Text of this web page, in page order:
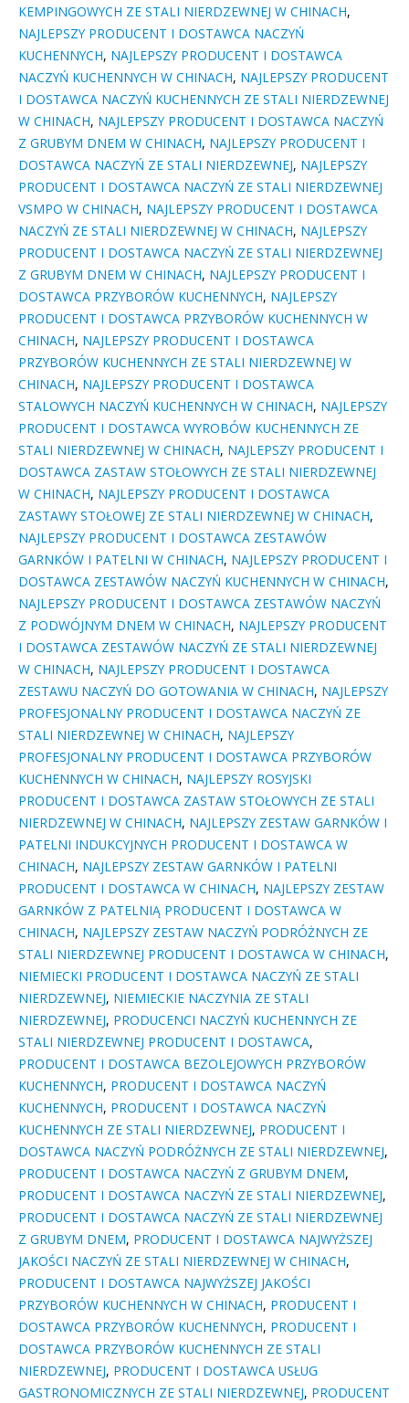
KEMPINGOWYCH ZE STALI NIERDZEWNEJ W CHINACH,
NAJLEPSZY PRODUCENT I DOSTAWCA NACZYŃ
KUCHENNYCH, NAJLEPSZY PRODUCENT I DOSTAWCA
NACZYŃ KUCHENNYCH W CHINACH, NAJLEPSZY PRODUCENT
I DOSTAWCA NACZYŃ KUCHENNYCH ZE STALI NIERDZEWNEJ
W CHINACH, NAJLEPSZY PRODUCENT I DOSTAWCA NACZYŃ
Z GRUBYM DNEM W CHINACH, NAJLEPSZY PRODUCENT I
DOSTAWCA NACZYŃ ZE STALI NIERDZEWNEJ, NAJLEPSZY
PRODUCENT I DOSTAWCA NACZYŃ ZE STALI NIERDZEWNEJ
VSMPO W CHINACH, NAJLEPSZY PRODUCENT I DOSTAWCA
NACZYŃ ZE STALI NIERDZEWNEJ W CHINACH, NAJLEPSZY
PRODUCENT I DOSTAWCA NACZYŃ ZE STALI NIERDZEWNEJ
Z GRUBYM DNEM W CHINACH, NAJLEPSZY PRODUCENT I
DOSTAWCA PRZYBORÓW KUCHENNYCH, NAJLEPSZY
PRODUCENT I DOSTAWCA PRZYBORÓW KUCHENNYCH W
CHINACH, NAJLEPSZY PRODUCENT I DOSTAWCA
PRZYBORÓW KUCHENNYCH ZE STALI NIERDZEWNEJ W
CHINACH, NAJLEPSZY PRODUCENT I DOSTAWCA
STALOWYCH NACZYŃ KUCHENNYCH W CHINACH, NAJLEPSZY
PRODUCENT I DOSTAWCA WYROBÓW KUCHENNYCH ZE
STALI NIERDZEWNEJ W CHINACH, NAJLEPSZY PRODUCENT I
DOSTAWCA ZASTAW STOŁOWYCH ZE STALI NIERDZEWNEJ
W CHINACH, NAJLEPSZY PRODUCENT I DOSTAWCA
ZASTAWY STOŁOWEJ ZE STALI NIERDZEWNEJ W CHINACH,
NAJLEPSZY PRODUCENT I DOSTAWCA ZESTAWÓW
GARNKÓW I PATELNI W CHINACH, NAJLEPSZY PRODUCENT I
DOSTAWCA ZESTAWÓW NACZYŃ KUCHENNYCH W CHINACH,
NAJLEPSZY PRODUCENT I DOSTAWCA ZESTAWÓW NACZYŃ
Z PODWÓJNYM DNEM W CHINACH, NAJLEPSZY PRODUCENT
I DOSTAWCA ZESTAWÓW NACZYŃ ZE STALI NIERDZEWNEJ
W CHINACH, NAJLEPSZY PRODUCENT I DOSTAWCA
ZESTAWU NACZYŃ DO GOTOWANIA W CHINACH, NAJLEPSZY
PROFESJONALNY PRODUCENT I DOSTAWCA NACZYŃ ZE
STALI NIERDZEWNEJ W CHINACH, NAJLEPSZY
PROFESJONALNY PRODUCENT I DOSTAWCA PRZYBORÓW
KUCHENNYCH W CHINACH, NAJLEPSZY ROSYJSKI
PRODUCENT I DOSTAWCA ZASTAW STOŁOWYCH ZE STALI
NIERDZEWNEJ W CHINACH, NAJLEPSZY ZESTAW GARNKÓW I
PATELNI INDUKCYJNYCH PRODUCENT I DOSTAWCA W
CHINACH, NAJLEPSZY ZESTAW GARNKÓW I PATELNI
PRODUCENT I DOSTAWCA W CHINACH, NAJLEPSZY ZESTAW
GARNKÓW Z PATELNIĄ PRODUCENT I DOSTAWCA W
CHINACH, NAJLEPSZY ZESTAW NACZYŃ PODRÓŻNYCH ZE
STALI NIERDZEWNEJ PRODUCENT I DOSTAWCA W CHINACH,
NIEMIECKI PRODUCENT I DOSTAWCA NACZYŃ ZE STALI
NIERDZEWNEJ, NIEMIECKIE NACZYNIA ZE STALI
NIERDZEWNEJ, PRODUCENCI NACZYŃ KUCHENNYCH ZE
STALI NIERDZEWNEJ PRODUCENT I DOSTAWCA,
PRODUCENT I DOSTAWCA BEZOLEJOWYCH PRZYBORÓW
KUCHENNYCH, PRODUCENT I DOSTAWCA NACZYŃ
KUCHENNYCH, PRODUCENT I DOSTAWCA NACZYŃ
KUCHENNYCH ZE STALI NIERDZEWNEJ, PRODUCENT I
DOSTAWCA NACZYŃ PODRÓŻNYCH ZE STALI NIERDZEWNEJ,
PRODUCENT I DOSTAWCA NACZYŃ Z GRUBYM DNEM,
PRODUCENT I DOSTAWCA NACZYŃ ZE STALI NIERDZEWNEJ,
PRODUCENT I DOSTAWCA NACZYŃ ZE STALI NIERDZEWNEJ
Z GRUBYM DNEM, PRODUCENT I DOSTAWCA NAJWYŻSZEJ
JAKOŚCI NACZYŃ ZE STALI NIERDZEWNEJ W CHINACH,
PRODUCENT I DOSTAWCA NAJWYŻSZEJ JAKOŚCI
PRZYBORÓW KUCHENNYCH W CHINACH, PRODUCENT I
DOSTAWCA PRZYBORÓW KUCHENNYCH, PRODUCENT I
DOSTAWCA PRZYBORÓW KUCHENNYCH ZE STALI
NIERDZEWNEJ, PRODUCENT I DOSTAWCA USŁUG
GASTRONOMICZNYCH ZE STALI NIERDZEWNEJ, PRODUCENT